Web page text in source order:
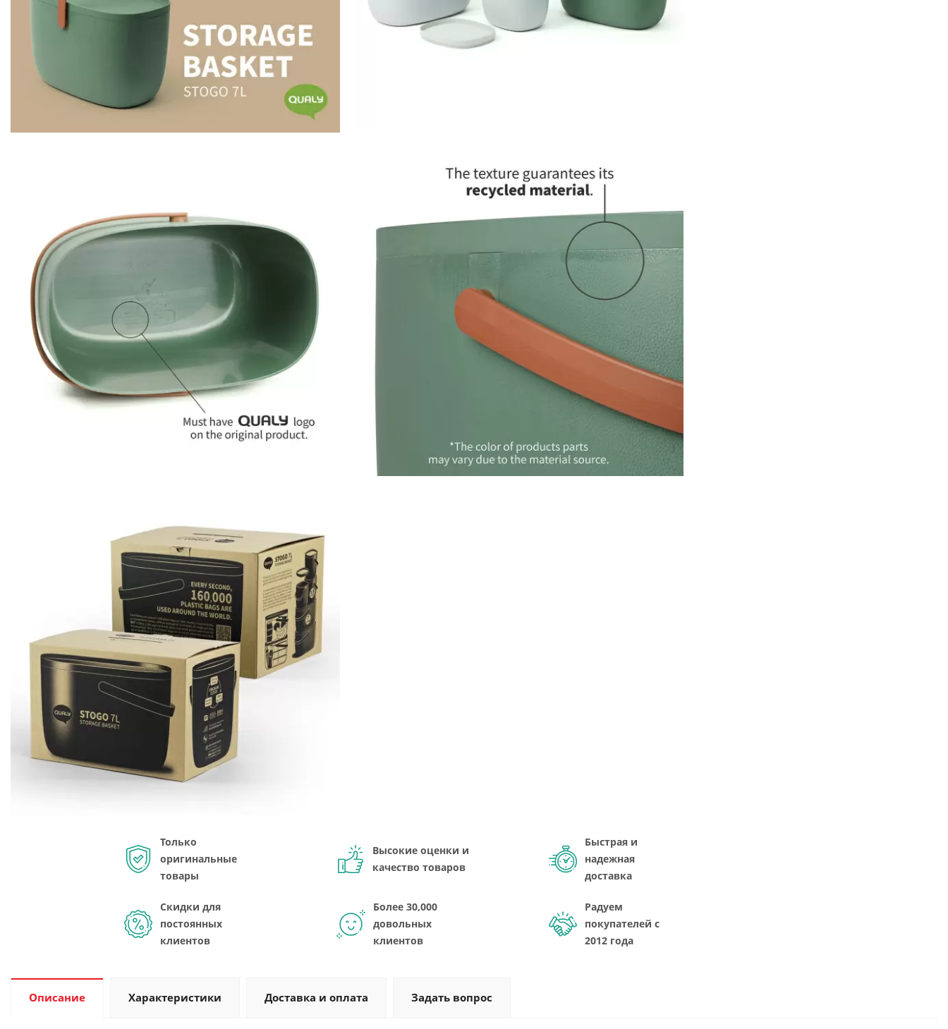
Только
оригинальные
товары
Высокие оценки и
качество товаров
Быстрая и
надежная
доставка
Скидки для
постоянных
клиентов
Более 30,000
довольных
клиентов
Радуем
покупателей с
2012 года
Описание Характеристики Доставка и оплата Задать вопрос